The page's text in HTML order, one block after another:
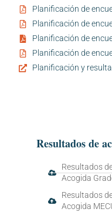
Planificación de
Planificación de
Planificación de
Planificación de
Planificación y
Resultados de
Resultados
Acogida
Resultados
Acogida